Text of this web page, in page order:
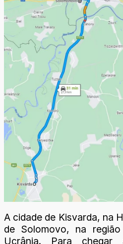
A cidade de Kisvarda, na
de Solomovo, na
Ucrânia. Para